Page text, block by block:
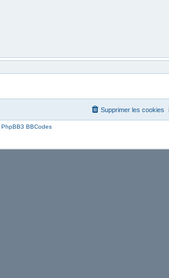
Supprimer les cookies
PhpBB3 BBCodes